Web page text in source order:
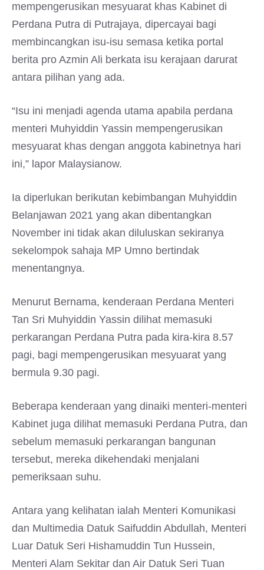
mempengerusikan mesyuarat khas Kabinet di
Perdana Putra di Putrajaya, dipercayai bagi
membincangkan isu-isu semasa ketika portal
berita pro Azmin Ali berkata isu kerajaan darurat
antara pilihan yang ada.
“Isu ini menjadi agenda utama apabila perdana
menteri Muhyiddin Yassin mempengerusikan
mesyuarat khas dengan anggota kabinetnya hari
ini,” lapor Malaysianow.
Ia diperlukan berikutan kebimbangan Muhyiddin
Belanjawan 2021 yang akan dibentangkan
November ini tidak akan diluluskan sekiranya
sekelompok sahaja MP Umno bertindak
menentangnya.
Menurut Bernama, kenderaan Perdana Menteri
Tan Sri Muhyiddin Yassin dilihat memasuki
perkarangan Perdana Putra pada kira-kira 8.57
pagi, bagi mempengerusikan mesyuarat yang
bermula 9.30 pagi.
Beberapa kenderaan yang dinaiki menteri-menteri
Kabinet juga dilihat memasuki Perdana Putra, dan
sebelum memasuki perkarangan bangunan
tersebut, mereka dikehendaki menjalani
pemeriksaan suhu.
Antara yang kelihatan ialah Menteri Komunikasi
dan Multimedia Datuk Saifuddin Abdullah, Menteri
Luar Datuk Seri Hishamuddin Tun Hussein,
Menteri Alam Sekitar dan Air Datuk Seri Tuan